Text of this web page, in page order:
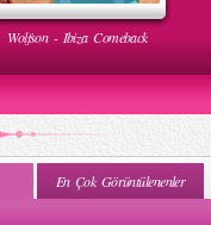
Wolfson - Ibiza Comeback
En Çok Görüntülenenler